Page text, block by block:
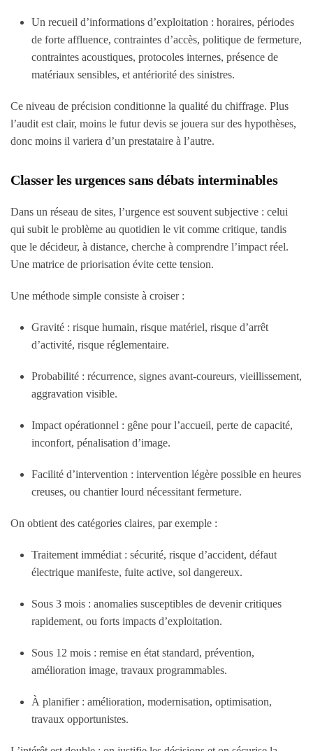
Un recueil d’informations d’exploitation : horaires, périodes
de forte affluence, contraintes d’accès, politique de fermeture,
contraintes acoustiques, protocoles internes, présence de
matériaux sensibles, et antériorité des sinistres.
Ce niveau de précision conditionne la qualité du chiffrage. Plus
l’audit est clair, moins le futur devis se jouera sur des hypothèses,
donc moins il variera d’un prestataire à l’autre.
Classer les urgences sans débats interminables
Dans un réseau de sites, l’urgence est souvent subjective : celui
qui subit le problème au quotidien le vit comme critique, tandis
que le décideur, à distance, cherche à comprendre l’impact réel.
Une matrice de priorisation évite cette tension.
Une méthode simple consiste à croiser :
Gravité : risque humain, risque matériel, risque d’arrêt
d’activité, risque réglementaire.
Probabilité : récurrence, signes avant-coureurs, vieillissement,
aggravation visible.
Impact opérationnel : gêne pour l’accueil, perte de capacité,
inconfort, pénalisation d’image.
Facilité d’intervention : intervention légère possible en heures
creuses, ou chantier lourd nécessitant fermeture.
On obtient des catégories claires, par exemple :
Traitement immédiat : sécurité, risque d’accident, défaut
électrique manifeste, fuite active, sol dangereux.
Sous 3 mois : anomalies susceptibles de devenir critiques
rapidement, ou forts impacts d’exploitation.
Sous 12 mois : remise en état standard, prévention,
amélioration image, travaux programmables.
À planifier: amélioration, modernisation, optimisation,
travaux opportunistes.